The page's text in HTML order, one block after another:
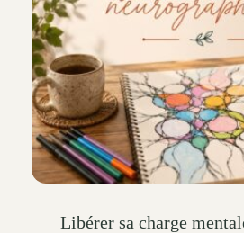
Libérer sa charge